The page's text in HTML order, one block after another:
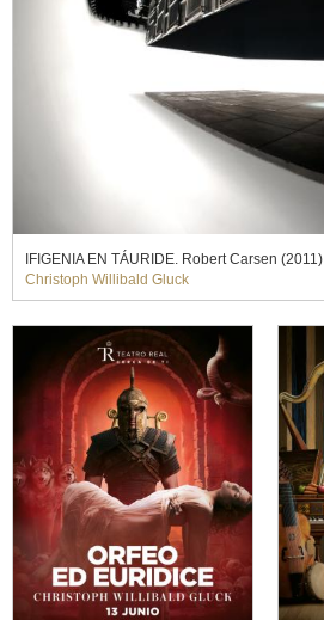
IFIGENIA EN TÁURIDE. Robert Carsen (2011)
Christoph Willibald Gluck